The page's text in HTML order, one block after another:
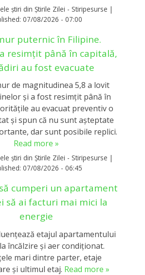
știri din Știrile Zilei - Stiripesurse |
07/08/2026 - 07:00
puternic în Filipine.
resimțit până în capitală,
au fost evacuate
de magnitudinea 5,8 a lovit
și a fost resimțit până în
au evacuat preventiv o
și spun că nu sunt așteptate
dar sunt posibile replici.
Read more »
știri din Știrile Zilei - Stiripesurse |
07/08/2026 - 06:45
cumperi un apartament
să ai facturi mai mici la
energie
etajul apartamentului
încălzire și aer condiționat.
mari dintre parter, etaje
și ultimul etaj. Read more »